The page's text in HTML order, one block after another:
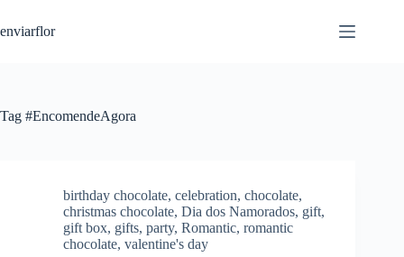
k
c
enviarflor
Tag #EncomendeAgora
birthday chocolate, celebration, chocolate,
christmas chocolate, Dia dos Namorados, gift,
gift box, gifts, party, Romantic, romantic
chocolate, valentine's day